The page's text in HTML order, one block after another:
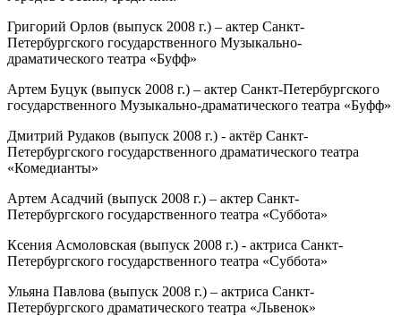
Григорий Орлов (выпуск 2008 г.) – актер Санкт-
Петербургского государственного Музыкально-
драматического театра «Буфф»
Артем Буцук (выпуск 2008 г.) – актер Санкт-Петербургского
государственного Музыкально-драматического театра «Буфф»
Дмитрий Рудаков (выпуск 2008 г.) - актёр Санкт-
Петербургского государственного драматического театра
«Комедианты»
Артем Асадчий (выпуск 2008 г.) – актер Санкт-
Петербургского государственного театра «Суббота»
Ксения Асмоловская (выпуск 2008 г.) - актриса Санкт-
Петербургского государственного театра «Суббота»
Ульяна Павлова (выпуск 2008 г.) – актриса Санкт-
Петербургского драматического театра «Львенок»